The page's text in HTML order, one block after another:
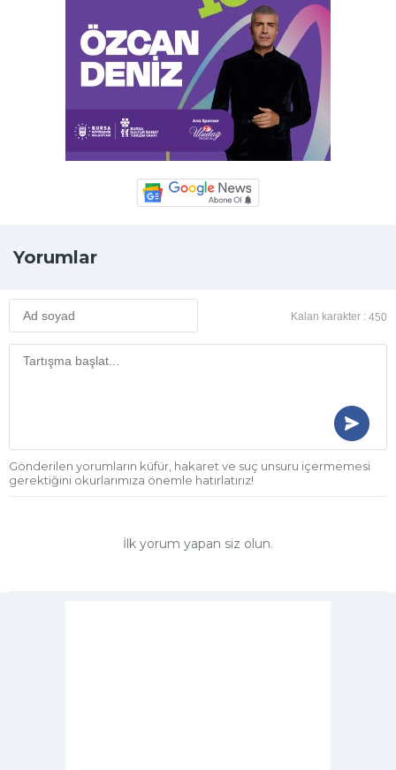
Yorumlar
Kalan karakter : 450
Gönderilen yorumların küfür, hakaret ve suç unsuru içermemesi
gerektiğini okurlarımıza önemle hatırlatırız!
İlk yorum yapan siz olun.